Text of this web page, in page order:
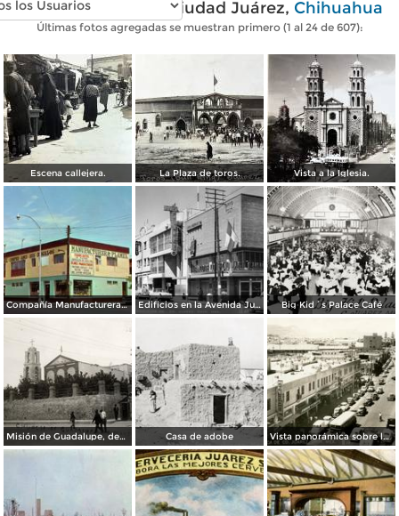
Fotos antiguas de Ciudad Juárez, Chihuahua
Últimas fotos agregadas se muestran primero (1 al 24 de 607):
Escena callejera. La Plaza de toros. Vista a la Iglesia.
Compañía Manufacturera Plamex, en el cruce de Insurgentes y Paraguay Edificios en la Avenida Juárez Big Kid´s Palace Café
Misión de Guadalupe, depúes de la toma de Ciudad Juárez, durante la Revolución Mexicana Casa de adobe Vista panorámica sobre la Avenida 16 de Septiembre